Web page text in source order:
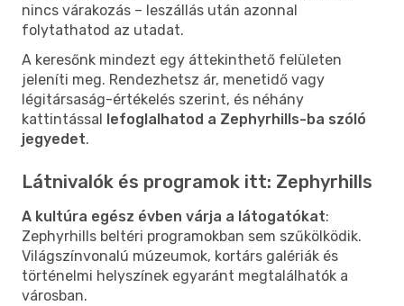
nincs várakozás – leszállás után azonnal
folytathatod az utadat.
A keresőnk mindezt egy áttekinthető felületen
jeleníti meg. Rendezhetsz ár, menetidő vagy
légitársaság-értékelés szerint, és néhány
kattintással lefoglalhatod a Zephyrhills-ba szóló
jegyedet.
Látnivalók és programok itt: Zephyrhills
A kultúra egész évben várja a látogatókat:
Zephyrhills beltéri programokban sem szűkölködik.
Világszínvonalú múzeumok, kortárs galériák és
történelmi helyszínek egyaránt megtalálhatók a
városban.